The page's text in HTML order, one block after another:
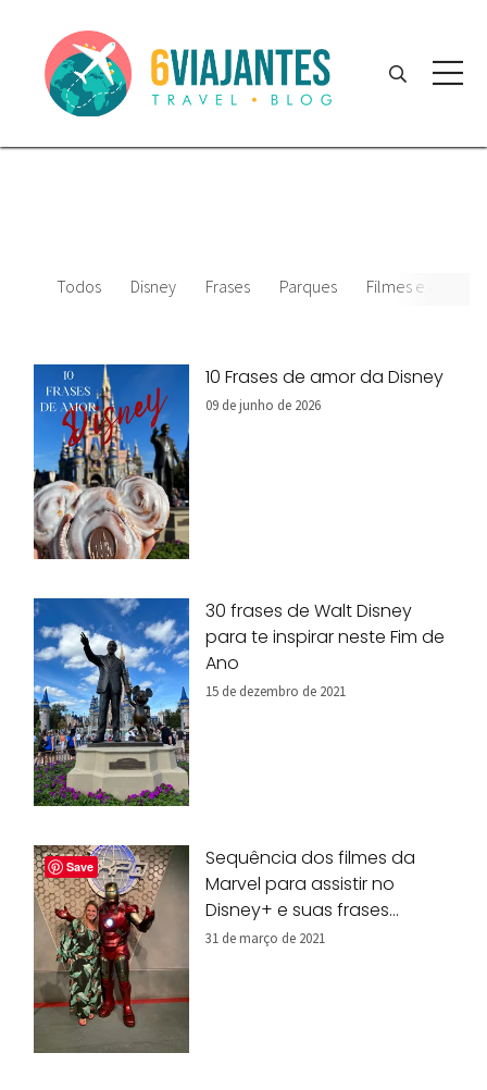
Todos Disney Frases Parques Filmes e
10 Frases de amor da Disney
09 de junho de 2026
30 frases de Walt Disney
para te inspirar neste Fim de
Ano
15 de dezembro de 2021
Sequência dos filmes da
Marvel para assistir no
Disney+ e suas frases
marcantes
31 de março de 2021
Save